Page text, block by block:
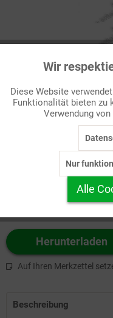
Passende Stichworte
Kindergarten/Schule,
zuerst Ihr
z.B. Farbe-Grafik,
Herunterladen
Auf Ihren Merkzettel
Beschreibung
Funktionale
Marketing
Personalisierung
Service
Wir
Diese Website
Funktionalität bieten zu
Verwendung
Nur
Alle